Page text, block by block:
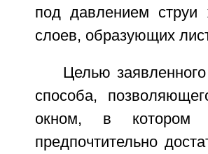
под давлением струи
слоев, образующих
Целью
способа,
окном, в котором
предпочтительно